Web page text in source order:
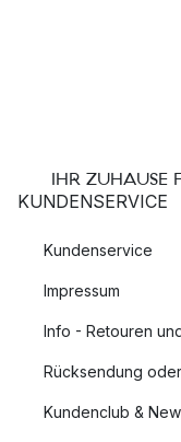
IHR ZUHAUSE
KUNDENSERVICE
Kundenservice
Impressum
Info - Retouren
Rücksendung
Kundenclub &